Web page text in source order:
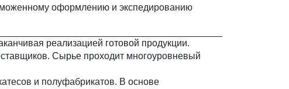
оформлению и экспедированию
реализацией готовой продукции.
Сырье проходит многоуровневый
и полуфабрикатов. В основе